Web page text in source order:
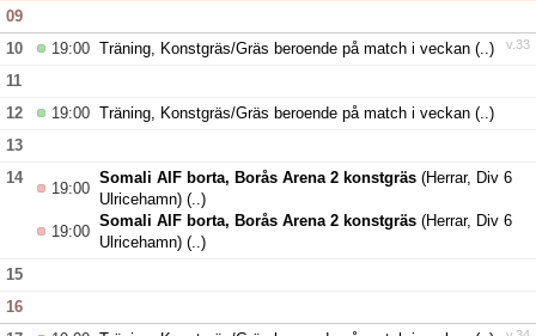
Matcher
09
v.33
10 19:00 Träning, Konstgräs/Gräs beroende på match i veckan (..)
11
12
19:00 Träning, Konstgräs/Gräs beroende på match i veckan (..)
13
14
19:00
Somali AIF borta, Borås Arena 2 konstgräs (Herrar, Div 6
Ulricehamn) (..)
19:00
Somali AIF borta, Borås Arena 2 konstgräs (Herrar, Div 6
Ulricehamn) (..)
15
16